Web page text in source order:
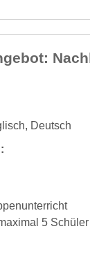
Deutsch
5 Schüler